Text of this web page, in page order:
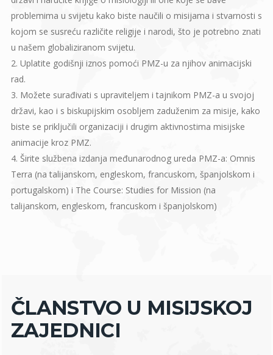
problemima u svijetu kako biste naučili o misijama i stvarnosti s
kojom se susreću različite religije i narodi, što je potrebno znati
u našem globaliziranom svijetu.
2. Uplatite godišnji iznos pomoći PMZ-u za njihov animacijski
rad.
3. Možete surađivati s upraviteljem i tajnikom PMZ-a u svojoj
državi, kao i s biskupijskim osobljem zaduženim za misije, kako
biste se priključili organizaciji i drugim aktivnostima misijske
animacije kroz PMZ.
4. Širite službena izdanja međunarodnog ureda PMZ-a: Omnis
Terra (na talijanskom, engleskom, francuskom, španjolskom i
portugalskom) i The Course: Studies for Mission (na
talijanskom, engleskom, francuskom i španjolskom)
ČLANSTVO U MISIJSKOJ
ZAJEDNICI